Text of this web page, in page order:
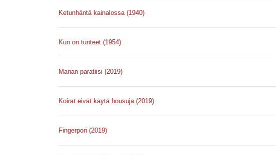
Ketunhäntä kainalossa (1940)
Kun on tunteet (1954)
Marian paratiisi (2019)
Koirat eivät käytä housuja (2019)
Fingerpori (2019)